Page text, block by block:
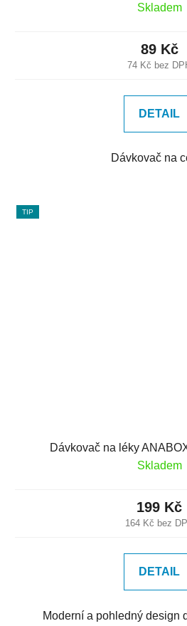
Skladem
74 Kč bez
89 Kč
DETAIL
Dávkovač na
TIP
Dávkovač na léky
Skladem
164 Kč bez
199 Kč
DETAIL
Moderní a pohledný design